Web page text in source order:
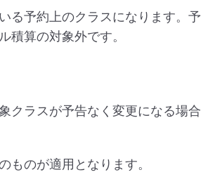
る予約上のクラスになります。予
積算の対象外です。
クラスが予告なく変更になる場合
ものが適用となります。